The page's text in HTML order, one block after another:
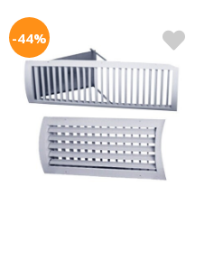
-44%